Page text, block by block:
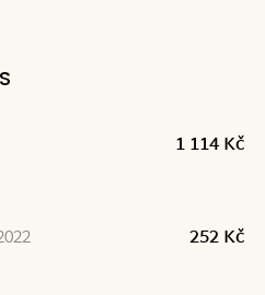
1 114 Kč
252 Kč